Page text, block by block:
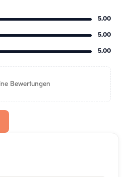
5.00
5.00
5.00
Bewertungen